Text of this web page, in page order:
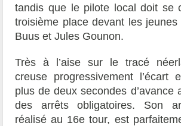
tandis que le pilote local doit se
troisième place devant les jeunes
Buus et Jules Gounon.
Très à l’aise sur le tracé
creuse progressivement l’écart
plus de deux secondes d’avance
des arrêts obligatoires. Son
réalisé au 16e tour, est